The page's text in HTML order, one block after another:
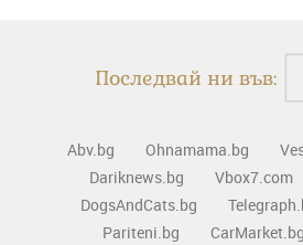
Последвай ни във:
Abv.bg Ohnamama.bg
Dariknews.bg
Vbox7.com
DogsAndCats.bg
Pariteni.bg
CarMarket.bg